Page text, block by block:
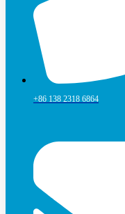
+86 138 2318 6864